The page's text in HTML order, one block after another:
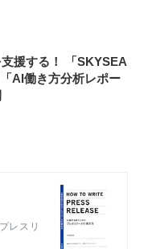
援する！ 「SKYSEA
AI働き方分析レポー
レスリ